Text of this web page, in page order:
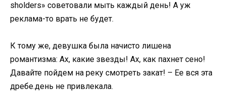
sholders» советовали мыть каждый день! А уж
реклама-то врать не будет.
К тому же, девушка была начисто лишена
романтизма: Ах, какие звезды! Ах, как пахнет сено!
Давайте пойдем на реку смотреть закат! – Ее вся эта
дребе.день не привлекала.